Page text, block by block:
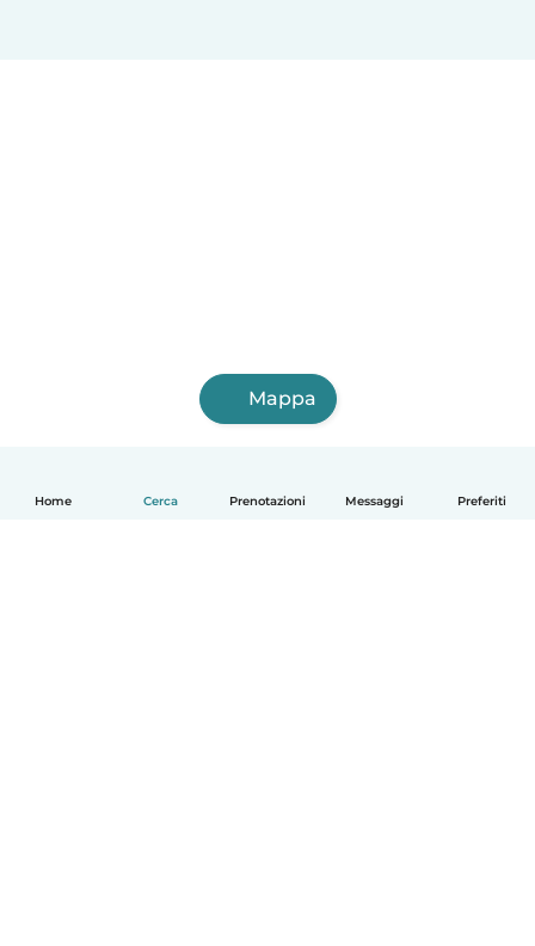
Home Cerca Prenotazioni Messaggi Preferiti
Mappa